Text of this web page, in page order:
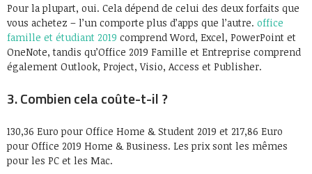
Pour la plupart, oui. Cela dépend de celui des deux forfaits que
vous achetez – l’un comporte plus d’apps que l’autre. office
famille et étudiant 2019 comprend Word, Excel, PowerPoint et
OneNote, tandis qu’Office 2019 Famille et Entreprise comprend
également Outlook, Project, Visio, Access et Publisher.
3. Combien cela coûte-t-il ?
130,36 Euro pour Office Home & Student 2019 et 217,86 Euro
pour Office 2019 Home & Business. Les prix sont les mêmes
pour les PC et les Mac.